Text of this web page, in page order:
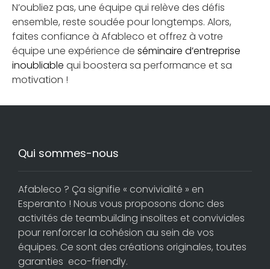
N’oubliez pas, une équipe qui relève des défis
ensemble, reste soudée pour longtemps. Alors,
faites confiance à Afableco et offrez à votre
équipe une expérience de séminaire d’entreprise
inoubliable qui boostera sa performance et sa
motivation !
Qui sommes-nous
Afableco ? Ça signifie « convivialité » en
Esperanto ! Nous vous proposons donc des
activités de teambuilding insolites et conviviales
pour renforcer la cohésion au sein de vos
équipes. Ce sont des créations originales, toutes
garanties eco-friendly.